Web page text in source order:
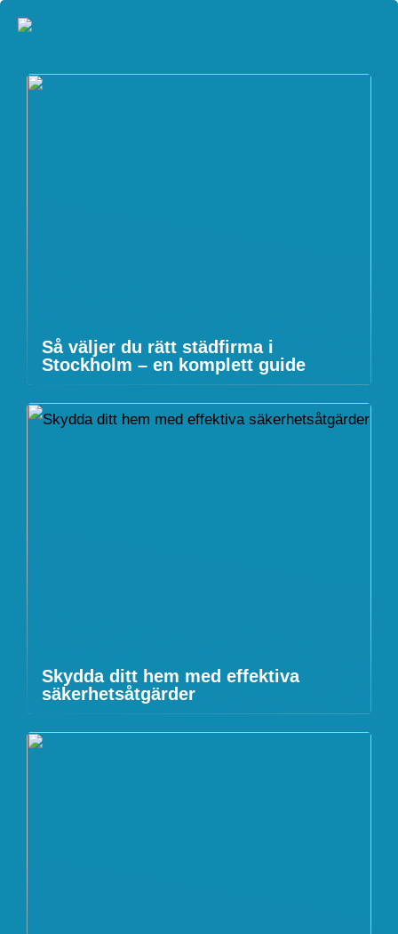
Så väljer du rätt städfirma i
Stockholm – en komplett guide
Skydda ditt hem med effektiva
säkerhetsåtgärder